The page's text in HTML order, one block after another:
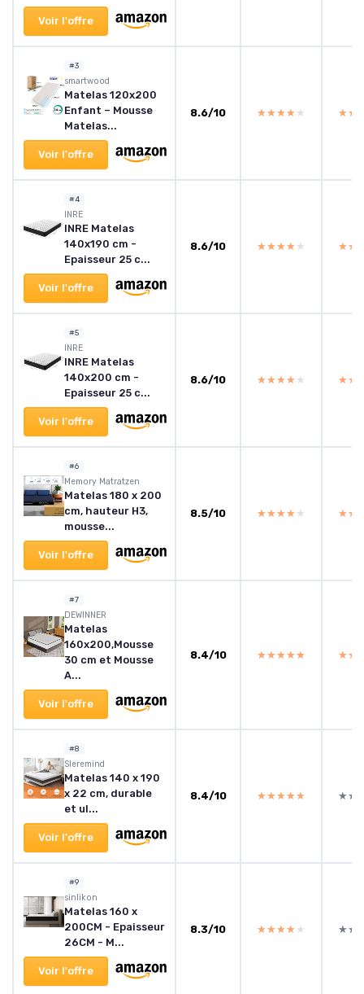
Voir l'offre
#3
smartwood
Matelas 120x200
Enfant – Mousse
Matelas...
Voir l'offre
8.6/10 ★★★★★
★★★★★
#4
INRE
INRE Matelas
140x190 cm -
Epaisseur 25 c...
Voir l'offre
8.6/10 ★★★★★
★★★★★
#5
INRE
INRE Matelas
140x200 cm -
Epaisseur 25 c...
Voir l'offre
8.6/10 ★★★★★
★★★★★
#6
Memory Matratzen
Matelas 180 x 200
cm, hauteur H3,
mousse...
Voir l'offre
8.5/10 ★★★★★
★★★★★
#7
DEWINNER
Matelas
160x200,Mousse
30 cm et Mousse
A...
Voir l'offre
8.4/10 ★★★★★
★★★★★
#8
Sleremind
Matelas 140 x 190
x 22 cm, durable
et ul...
Voir l'offre
8.4/10 ★★★★★
★★★★★
#9
sinlikon
Matelas 160 x
200CM - Epaisseur
26CM - M...
Voir l'offre
8.3/10 ★★★★★
★★★★★